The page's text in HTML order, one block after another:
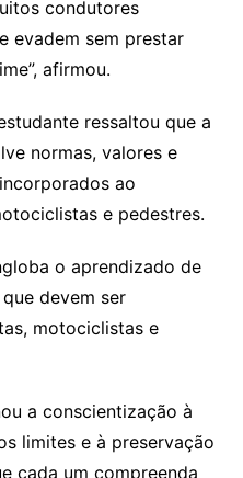
condutores
evadem sem prestar
afirmou.
ressaltou que a
normas, valores e
ao
e pedestres.
o aprendizado de
devem ser
motociclistas e
a conscientização à
limites e à preservação
cada um compreenda